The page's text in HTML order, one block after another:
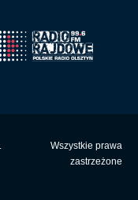
Wszystkie prawa
zastrzeżone